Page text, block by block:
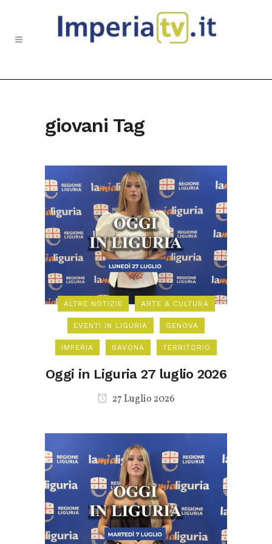
giovani Tag
ALTRE NOTIZIE ARTE & CULTURA
EVENTI IN LIGURIA GENOVA
IMPERIA SAVONA TERRITORIO
Oggi in Liguria 27 luglio 2026
27 Luglio 2026